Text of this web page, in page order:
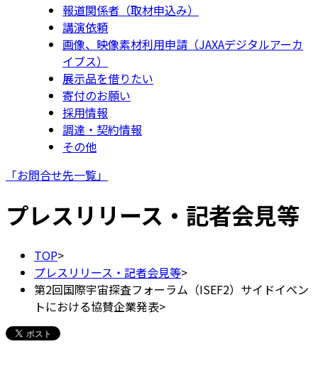
報道関係者（取材申込み）
講演依頼
画像、映像素材利用申請（JAXAデジタルアーカ
イブス）
展示品を借りたい
寄付のお願い
採用情報
調達・契約情報
その他
「お問合せ先一覧」
プレスリリース・記者会見等
TOP>
プレスリリース・記者会見等>
第2回国際宇宙探査フォーラム（ISEF2）サイドイベン
トにおける協賛企業発表>